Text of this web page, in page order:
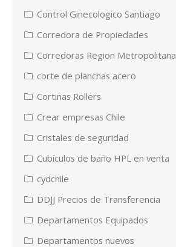
Control Ginecologico Santiago
Corredora de Propiedades
Corredoras Region Metropolitana
corte de planchas acero
Cortinas Rollers
Crear empresas Chile
Cristales de seguridad
Cubículos de baño HPL en venta
cydchile
DDJJ Precios de Transferencia
Departamentos Equipados
Departamentos nuevos